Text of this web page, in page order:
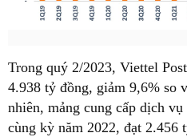
Trong quý 2/2023, Viettel
4.938 tỷ đồng, giảm 9,6% so
nhiên, mảng cung cấp dịch
cùng kỳ năm 2022, đạt 2.456